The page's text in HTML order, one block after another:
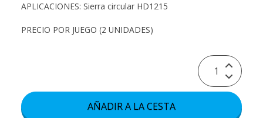
APLICACIONES: Sierra circular HD1215
PRECIO POR JUEGO (2 UNIDADES)
AÑADIR A LA CESTA